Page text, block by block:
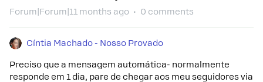
Forum|Forum|11 months ago 0 comments
Cíntia Machado - Nosso Provado
Preciso que a mensagem automática- normalmente
responde em 1 dia, pare de chegar aos meu seguidores via